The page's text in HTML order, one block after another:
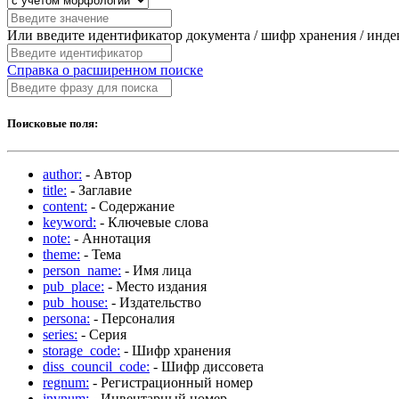
Или введите идентификатор документа / шифр хранения /
Справка о расширенном поиске
Поисковые поля:
author: - Автор
title: - Заглавие
content: - Содержание
keyword: - Ключевые слова
note: - Аннотация
theme: - Тема
person_name: - Имя лица
pub_place: - Место издания
pub_house: - Издательство
persona: - Персоналия
series: - Серия
storage_code: - Шифр хранения
diss_council_code: - Шифр диссовета
regnum: - Регистрационный номер